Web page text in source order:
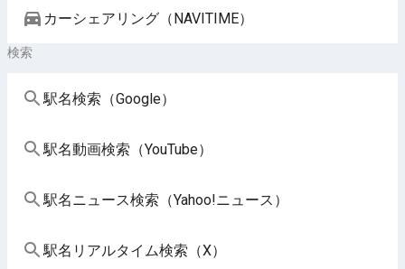
カーシェアリング（NAVITIME）
検索
駅名検索（Google）
駅名動画検索（YouTube）
駅名ニュース検索（Yahoo!ニュース）
駅名リアルタイム検索（X）